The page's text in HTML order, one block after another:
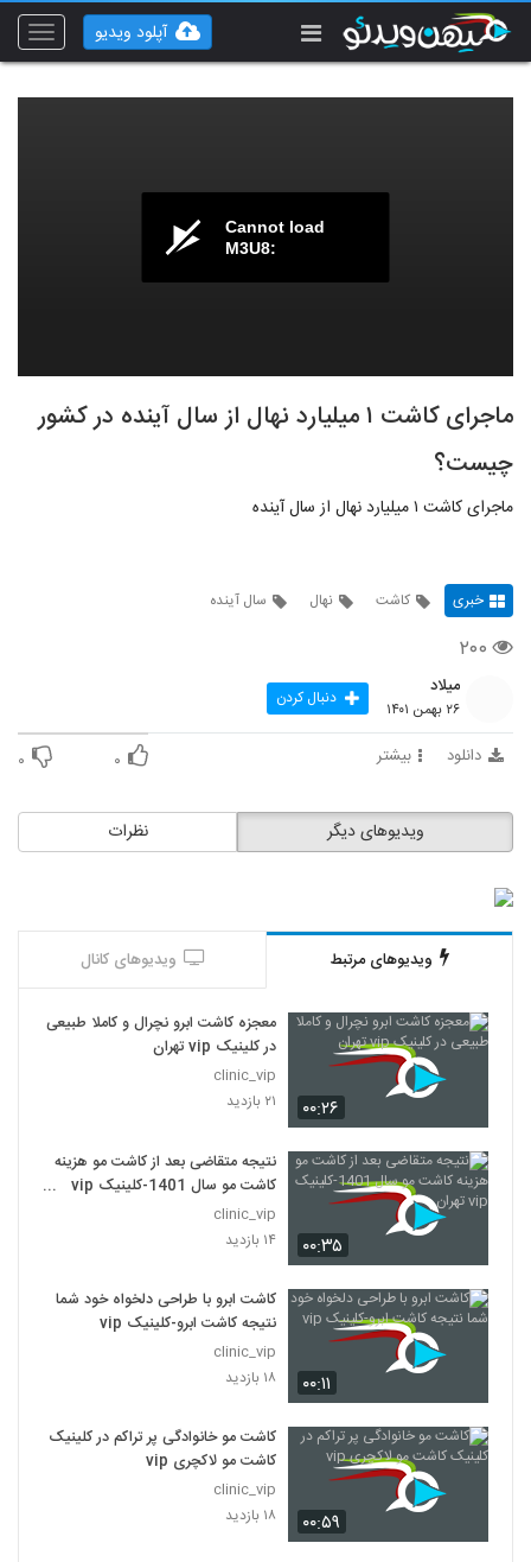
Toggle
آپلود ویدیو
Cannot load
M3U8:
ماجرای کاشت ۱ میلیارد نهال از سال آینده در کشور
چیست؟
ماجرای کاشت ۱ میلیارد نهال از سال آینده
خبری کاشت نهال سال آینده
۲۰۰
میلاد
۲۶ بهمن ۱۴۰۱ دنبال کردن
دانلود بیشتر ۰ ۰
نظرات ویدیوهای دیگر
ویدیوهای مرتبط ویدیوهای کانال
۰۰:۲۶
معجزه کاشت ابرو نچرال و کاملا طبیعی
در کلینیک vip تهران
clinic_vip
۲۱ بازدید
۰۰:۳۵
نتیجه متقاضی بعد از کاشت مو هزینه
کاشت مو سال 1401-کلینیک vip
تهران
clinic_vip
۱۴ بازدید
۰۰:۱۱
کاشت ابرو با طراحی دلخواه خود شما
نتیجه کاشت ابرو-کلینیک vip
clinic_vip
۱۸ بازدید
۰۰:۵۹
کاشت مو خانوادگی پر تراکم در کلینیک
کاشت مو لاکچری vip
clinic_vip
۱۸ بازدید